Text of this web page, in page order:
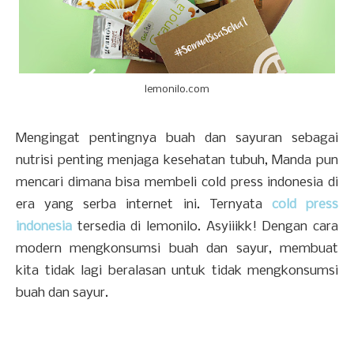
lemonilo.com
Mengingat pentingnya buah dan sayuran sebagai
nutrisi penting menjaga kesehatan tubuh, Manda pun
mencari dimana bisa membeli cold press indonesia di
era yang serba internet ini. Ternyata cold press
indonesia tersedia di lemonilo. Asyiiikk! Dengan cara
modern mengkonsumsi buah dan sayur, membuat
kita tidak lagi beralasan untuk tidak mengkonsumsi
buah dan sayur.